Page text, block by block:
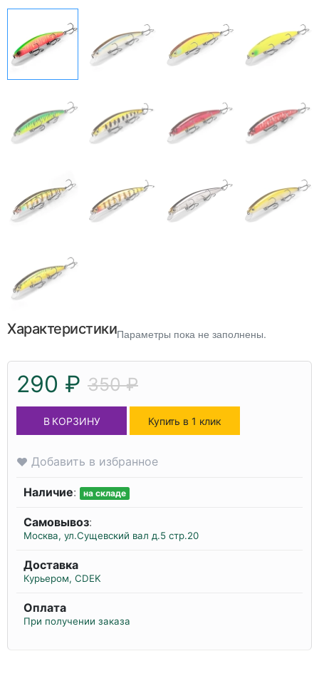
ХарактеристикиПараметры пока не заполнены.
290 ₽ 350 ₽
В КОРЗИНУ Купить в 1 клик
Добавить в избранное
Наличие: на складе
Самовывоз:
Москва, ул.Сущевский вал д.5 стр.20
Доставка
Курьером, CDEK
Оплата
При получении заказа